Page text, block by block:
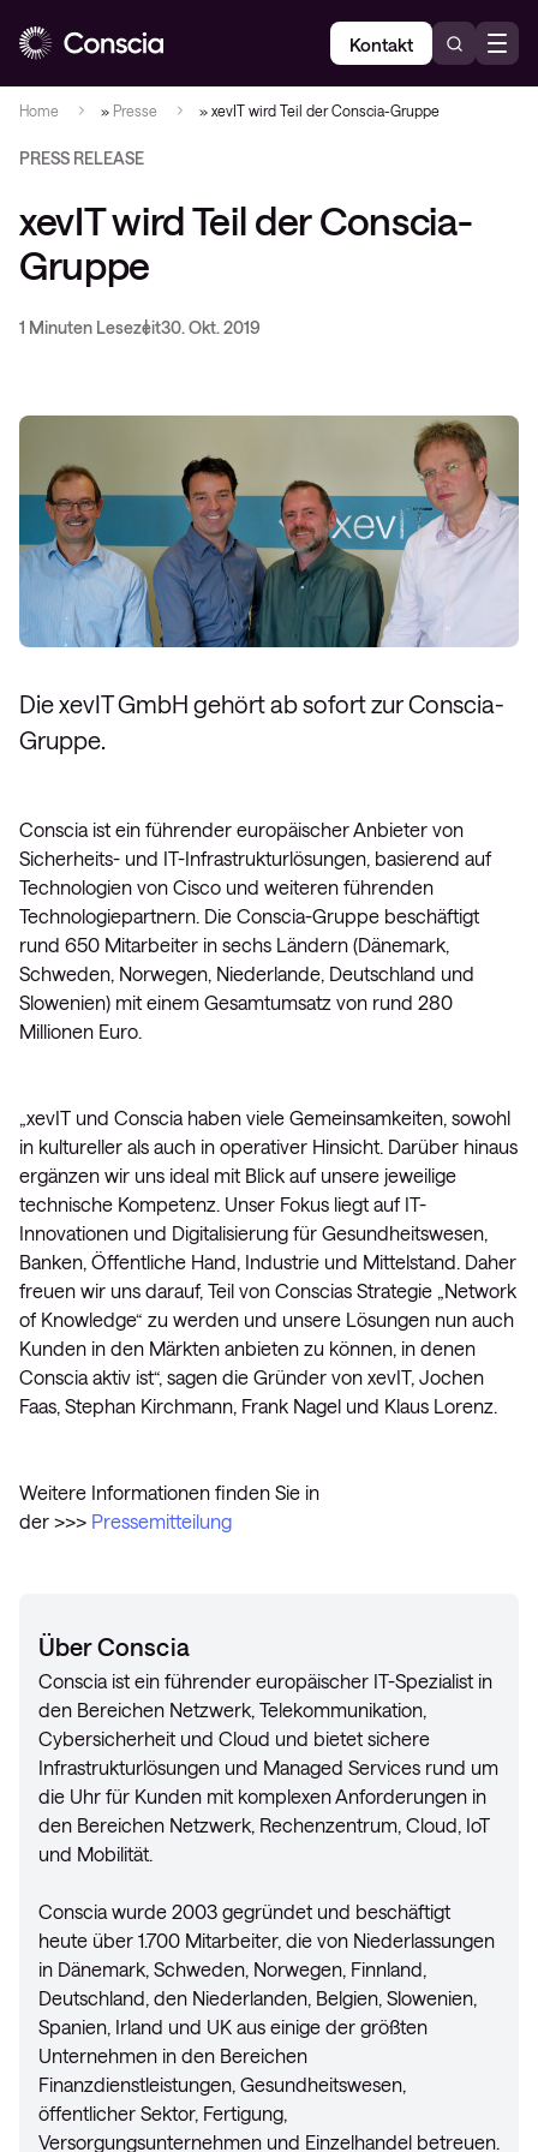
Kontakt
Home » Presse » xevIT wird Teil der Conscia-Gruppe
PRESS RELEASE
xevIT wird Teil der Conscia-
Gruppe
1 Minuten Lesezeit30. Okt. 2019
Die xevIT GmbH gehört ab sofort zur Conscia-
Gruppe.
Conscia ist ein führender europäischer Anbieter von
Sicherheits- und IT-Infrastrukturlösungen, basierend auf
Technologien von Cisco und weiteren führenden
Technologiepartnern. Die Conscia-Gruppe beschäftigt
rund 650 Mitarbeiter in sechs Ländern (Dänemark,
Schweden, Norwegen, Niederlande, Deutschland und
Slowenien) mit einem Gesamtumsatz von rund 280
Millionen Euro.
„xevIT und Conscia haben viele Gemeinsamkeiten, sowohl
in kultureller als auch in operativer Hinsicht. Darüber hinaus
ergänzen wir uns ideal mit Blick auf unsere jeweilige
technische Kompetenz. Unser Fokus liegt auf IT-
Innovationen und Digitalisierung für Gesundheitswesen,
Banken, Öffentliche Hand, Industrie und Mittelstand. Daher
freuen wir uns darauf, Teil von Conscias Strategie „Network
of Knowledge“ zu werden und unsere Lösungen nun auch
Kunden in den Märkten anbieten zu können, in denen
Conscia aktiv ist“, sagen die Gründer von xevIT, Jochen
Faas, Stephan Kirchmann, Frank Nagel und Klaus Lorenz.
Weitere Informationen finden Sie in
der >>> Pressemitteilung
Über Conscia
Conscia ist ein führender europäischer IT-Spezialist in
den Bereichen Netzwerk, Telekommunikation,
Cybersicherheit und Cloud und bietet sichere
Infrastrukturlösungen und Managed Services rund um
die Uhr für Kunden mit komplexen Anforderungen in
den Bereichen Netzwerk, Rechenzentrum, Cloud, IoT
und Mobilität.
Conscia wurde 2003 gegründet und beschäftigt
heute über 1.700 Mitarbeiter, die von Niederlassungen
in Dänemark, Schweden, Norwegen, Finnland,
Deutschland, den Niederlanden, Belgien, Slowenien,
Spanien, Irland und UK aus einige der größten
Unternehmen in den Bereichen
Finanzdienstleistungen, Gesundheitswesen,
öffentlicher Sektor, Fertigung,
Versorgungsunternehmen und Einzelhandel betreuen.